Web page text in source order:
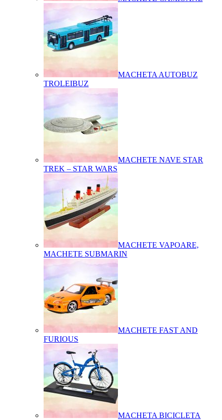
MACHETA AUTOBUZ
TROLEIBUZ
MACHETE NAVE STAR
TREK – STAR WARS
MACHETE VAPOARE,
MACHETE SUBMARIN
MACHETE FAST AND
FURIOUS
MACHETA BICICLETA